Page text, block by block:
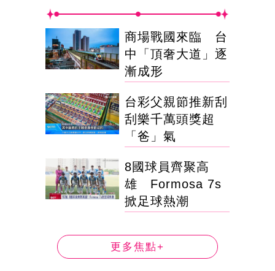
商場戰國來臨 台
中「頂奢大道」逐
漸成形
台彩父親節推新刮
刮樂千萬頭獎超
「爸」氣
8國球員齊聚高
雄 Formosa 7s
掀足球熱潮
更多焦點+